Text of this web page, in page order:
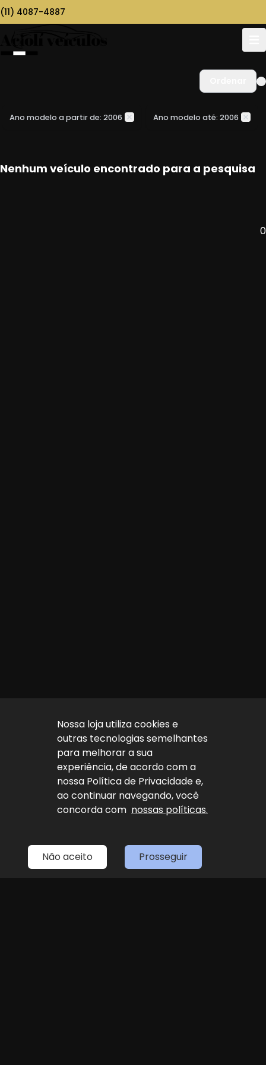
(11) 4087-4887
Ano modelo a partir de: 2006 Ano modelo até: 2006
Nenhum veículo encontrado para a pesquisa
0
HomeEstoqueFale ConoscoSobre Nós
Entre em contato
(11) 4087-4887
Nossa loja utiliza cookies e
outras tecnologias semelhantes
para melhorar a sua
experiência, de acordo com a
nossa Política de Privacidade e,
ao continuar navegando, você
concorda com nossas políticas.
Não aceito Prosseguir